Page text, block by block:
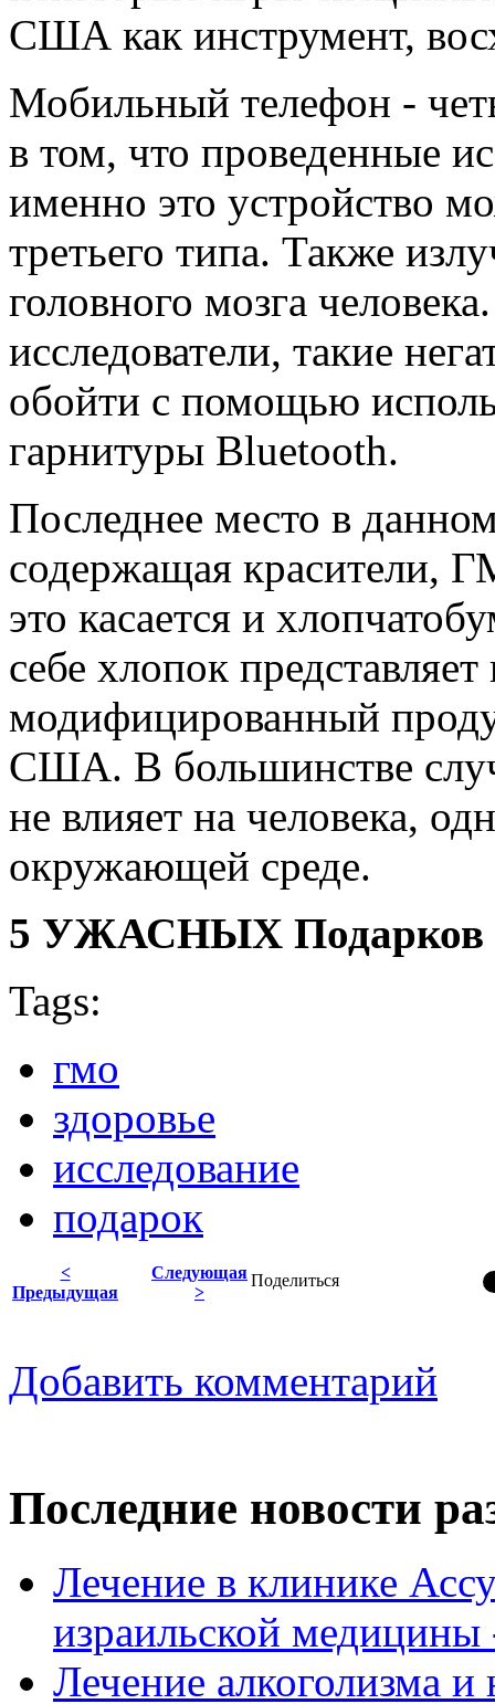
США как инструмент,
Мобильный телефон -
в том, что проведенные
именно это устройство
третьего типа. Также
головного мозга
исследователи, такие
обойти с помощью
гарнитуры Bluetooth.
Последнее место в
содержащая красители,
это касается и
себе хлопок представляет
модифицированный
США. В большинстве
не влияет на человека,
окружающей среде.
5 УЖАСНЫХ Подарков
Tags:
гмо
здоровье
исследование
подарок
Поделиться
<
Предыдущая
Следующая
>
Добавить комментарий
Последние новости
Лечение в клинике
израильской
Лечение алкоголизма